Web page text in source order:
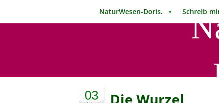
NaturWesen-Doris.▼ Schreib
03 Die Wurzel